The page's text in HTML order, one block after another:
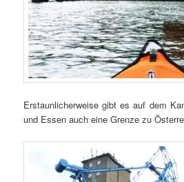
Erstaunlicherweise gibt es auf dem
und Essen auch eine Grenze zu